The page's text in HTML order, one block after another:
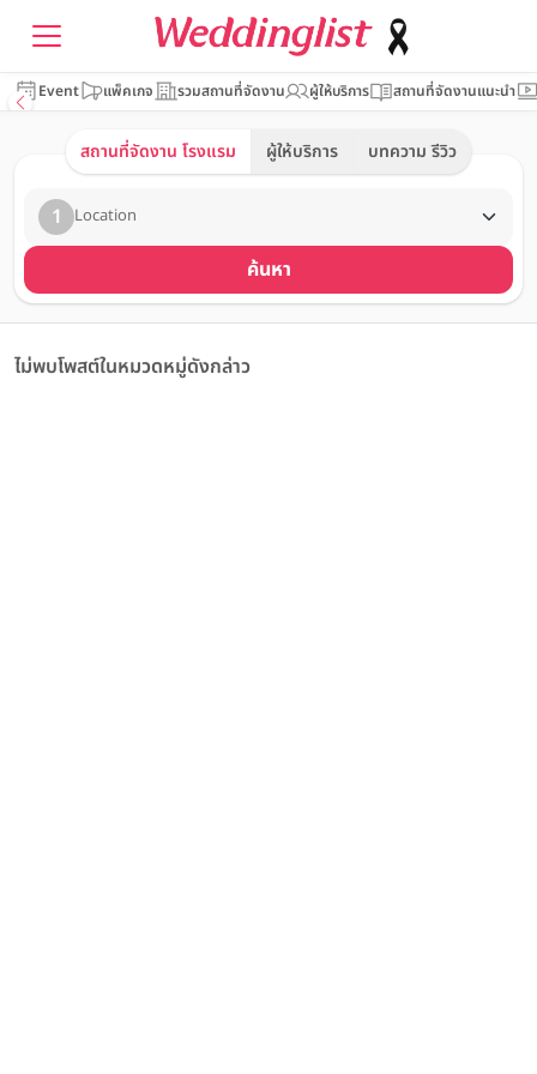
Event แพ็คเกจ รวมสถานที่จัดงาน ผู้ให้บริการ สถานที่จัดงานแนะนำ
สถานที่จัดงาน โรงแรม ผู้ให้บริการ บทความ รีวิว
1 Location
ค้นหา
ไม่พบโพสต์ในหมวดหมู่ดังกล่าว